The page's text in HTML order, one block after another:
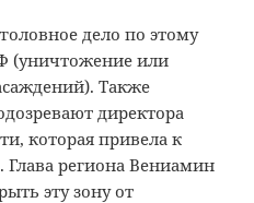
дело по этому
(уничтожение или
Также
директора
которая привела к
региона Вениамин
эту зону от